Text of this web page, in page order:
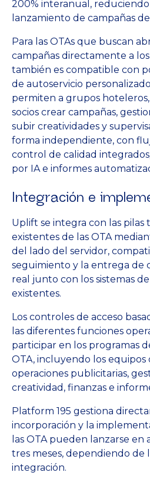
200% interanual, reduciendo
lanzamiento de campañas
Para las OTAs que buscan
campañas directamente a
también es compatible con
de autoservicio
permiten a grupos
socios crear campañas,
subir creatividades y
forma independiente, con
control de calidad
por IA e informes
Integración e
Uplift se integra con las pilas
existentes de las OTA
del lado del servidor,
seguimiento y la entrega de
real junto con los sistemas
existentes.
Los controles de acceso
las diferentes funciones
participar en los programas
OTA, incluyendo los equipos
operaciones publicitarias,
creatividad, finanzas e
Platform 195 gestiona
incorporación y la
las OTA pueden lanzarse
tres meses, dependiendo de
integración.